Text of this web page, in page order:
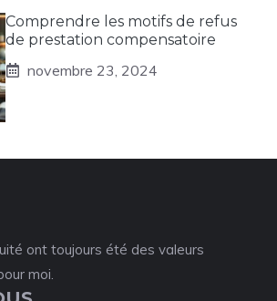
Comprendre les motifs de refus
de prestation compensatoire
novembre 23, 2024
ont toujours été des valeurs
moi.